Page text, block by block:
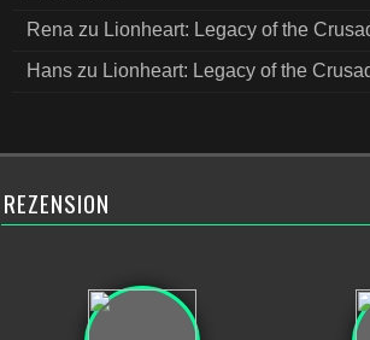
Rena zu Lionheart: Legacy of the
Hans zu Lionheart: Legacy of the
REZENSION